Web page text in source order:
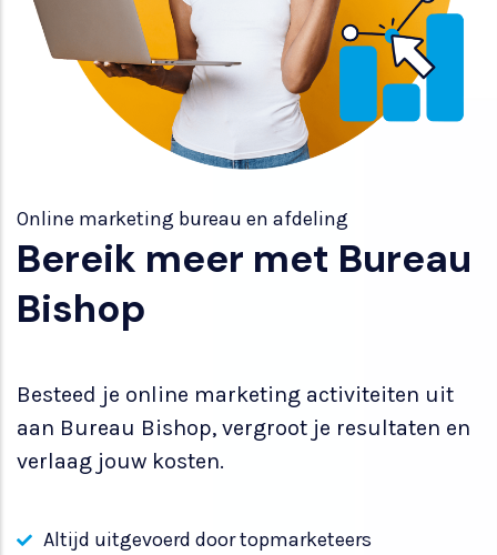
Online marketing bureau en afdeling
Bereik meer met Bureau
Bishop
Besteed je online marketing activiteiten uit
aan Bureau Bishop, vergroot je resultaten en
verlaag jouw kosten.
Altijd uitgevoerd door topmarketeers